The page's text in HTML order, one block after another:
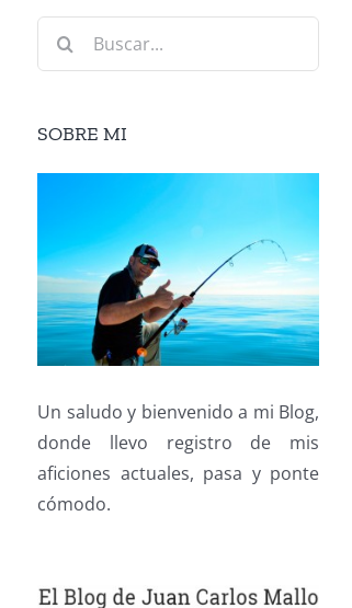
Buscar:
SOBRE MI
Un saludo y bienvenido a mi Blog,
donde llevo registro de mis
aficiones actuales, pasa y ponte
cómodo.